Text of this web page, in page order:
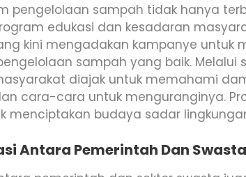
pengelolaan sampah tidak hanya
edukasi dan kesadaran
kini mengadakan kampanye untuk
sampah yang baik. Melalui
diajak untuk memahami
cara-cara untuk menguranginya.
menciptakan budaya sadar
Antara Pemerintah Dan Swasta